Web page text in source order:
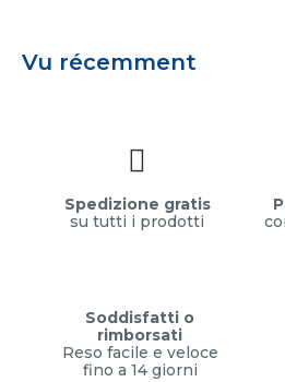
Vu récemment
Spedizione gratis
su tutti i prodotti
Soddisfatti o
rimborsati
Reso facile e veloce
fino a 14 giorni